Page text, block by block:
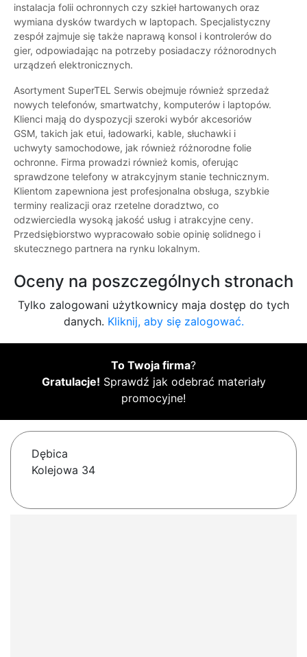
instalacja folii ochronnych czy szkieł hartowanych oraz
wymiana dysków twardych w laptopach. Specjalistyczny
zespół zajmuje się także naprawą konsol i kontrolerów do
gier, odpowiadając na potrzeby posiadaczy różnorodnych
urządzeń elektronicznych.
Asortyment SuperTEL Serwis obejmuje również sprzedaż
nowych telefonów, smartwatchy, komputerów i laptopów.
Klienci mają do dyspozycji szeroki wybór akcesoriów
GSM, takich jak etui, ładowarki, kable, słuchawki i
uchwyty samochodowe, jak również różnorodne folie
ochronne. Firma prowadzi również komis, oferując
sprawdzone telefony w atrakcyjnym stanie technicznym.
Klientom zapewniona jest profesjonalna obsługa, szybkie
terminy realizacji oraz rzetelne doradztwo, co
odzwierciedla wysoką jakość usług i atrakcyjne ceny.
Przedsiębiorstwo wypracowało sobie opinię solidnego i
skutecznego partnera na rynku lokalnym.
Oceny na poszczególnych stronach
Tylko zalogowani użytkownicy maja dostęp do tych
danych. Kliknij, aby się zalogować.
To Twoja firma?
Gratulacje! Sprawdź jak odebrać materiały
promocyjne!
Dębica
Kolejowa 34